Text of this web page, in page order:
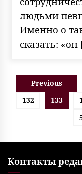
людьми
Именно о
сказать:
Пагинация
записей
Previous
132
133
Контакты